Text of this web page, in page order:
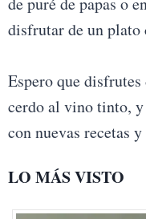
disfrutar de un
Espero que
cerdo al vino tinto,
con nuevas recetas
LO MÁS VISTO